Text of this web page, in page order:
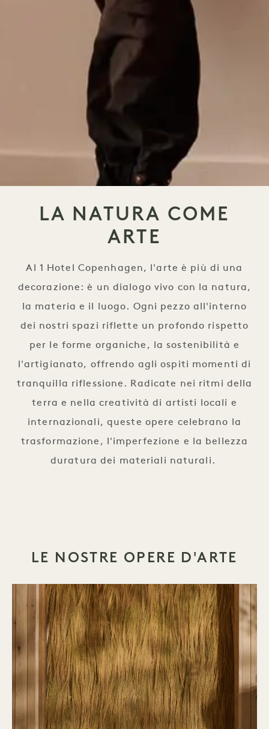
LA NATURA COME
ARTE
Al 1 Hotel Copenhagen, l'arte è più di una
decorazione: è un dialogo vivo con la natura,
la materia e il luogo. Ogni pezzo all'interno
dei nostri spazi riflette un profondo rispetto
per le forme organiche, la sostenibilità e
l'artigianato, offrendo agli ospiti momenti di
tranquilla riflessione. Radicate nei ritmi della
terra e nella creatività di artisti locali e
internazionali, queste opere celebrano la
trasformazione, l'imperfezione e la bellezza
duratura dei materiali naturali.
LE NOSTRE OPERE D'ARTE